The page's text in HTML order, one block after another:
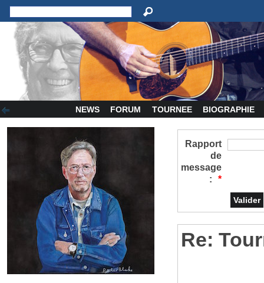
NEWS FORUM TOURNEE BIOGRAPHIE
Rapport
de
message
:
*
Re: